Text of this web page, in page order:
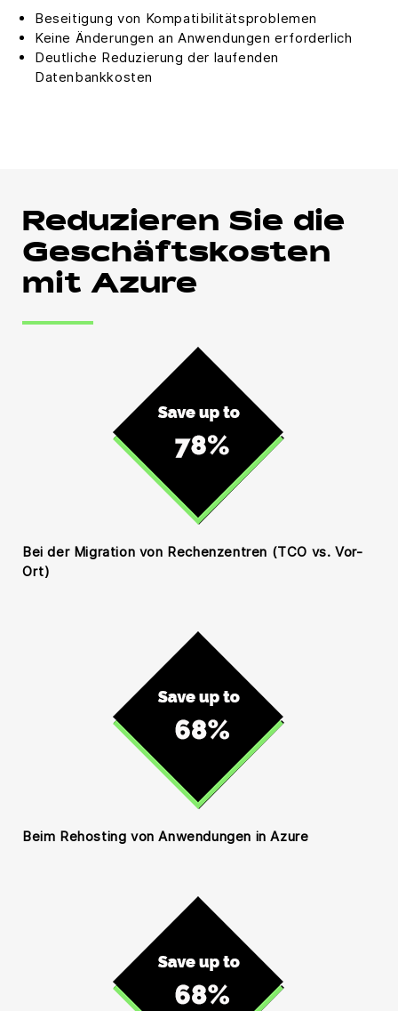
Beseitigung von Kompatibilitätsproblemen
Keine Änderungen an Anwendungen erforderlich
Deutliche Reduzierung der laufenden
Datenbankkosten
Reduzieren Sie die
Geschäftskosten
mit Azure
Bei der Migration von Rechenzentren (TCO vs. Vor-
Ort)
Beim Rehosting von Anwendungen in Azure